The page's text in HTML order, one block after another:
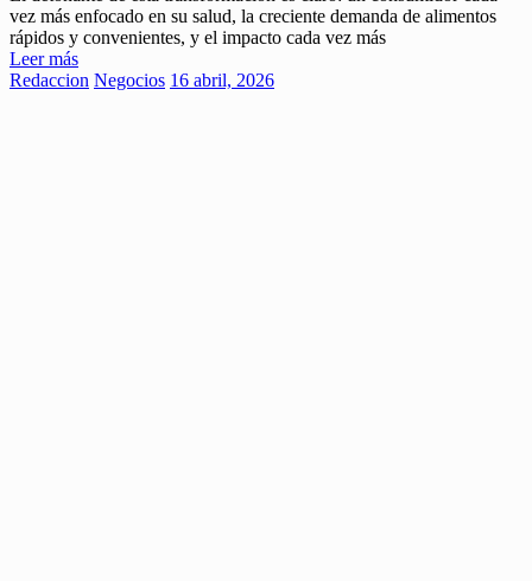
vez más enfocado en su salud, la creciente demanda de alimentos
rápidos y convenientes, y el impacto cada vez más
Leer más
Redaccion Negocios 16 abril, 2026